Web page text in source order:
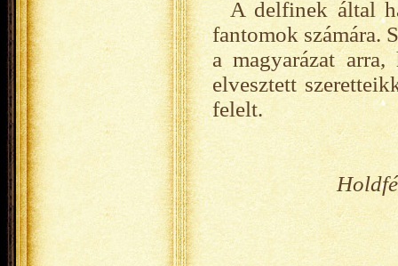
A delfinek által
fantomok számára.
a magyarázat
elvesztett
felelt.